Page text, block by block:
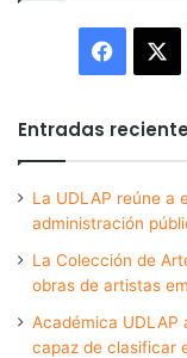
Entradas
La UDLAP reúne a
administración
La Colección de
obras de artistas
Académica UDLAP
capaz de clasificar